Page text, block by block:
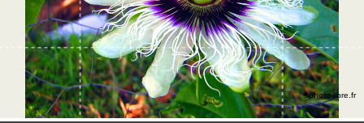
©photo-libre.fr